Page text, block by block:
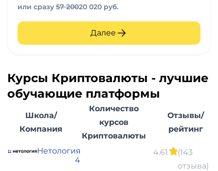
или сразу 57 20020 020 руб.
Далее
Курсы Криптовалюты - лучшие
обучающие платформы
Школа/
Компания
Количество
курсов
Криптовалюты
Отзывы/
рейтинг
Нетология
4
4.61
(143
отзыва)